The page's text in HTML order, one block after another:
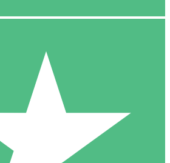
10 Téléchargements
20 00